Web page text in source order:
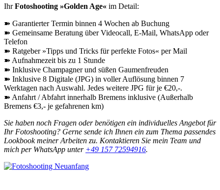
IhrFotoshooting »Golden Age« im Detail:
➽ Garantierter Termin binnen 4 Wochen ab Buchung
➽ Gemeinsame Beratung über Videocall, E-Mail, WhatsApp oder
Telefon
➽ Ratgeber »Tipps und Tricks für perfekte Fotos« per Mail
➽ Aufnahmezeit bis zu 1 Stunde
➽ Inklusive Champagner und süßen Gaumenfreuden
➽ Inklusive 8 Digitale (JPG) in voller Auflösung binnen 7
Werktagen nach Auswahl. Jedes weitere JPG für je €20,-.
➽ Anfahrt / Abfahrt innerhalb Bremens inklusive (Außerhalb
Bremens €3,- je gefahrenen km)
Sie haben noch Fragen oder benötigen ein individuelles Angebot für
Ihr Fotoshooting? Gerne sende ich Ihnen ein zum Thema passendes
Lookbook meiner Arbeiten zu. Kontaktieren Sie mein Team und
mich per WhatsApp unter +49 157 72594916.